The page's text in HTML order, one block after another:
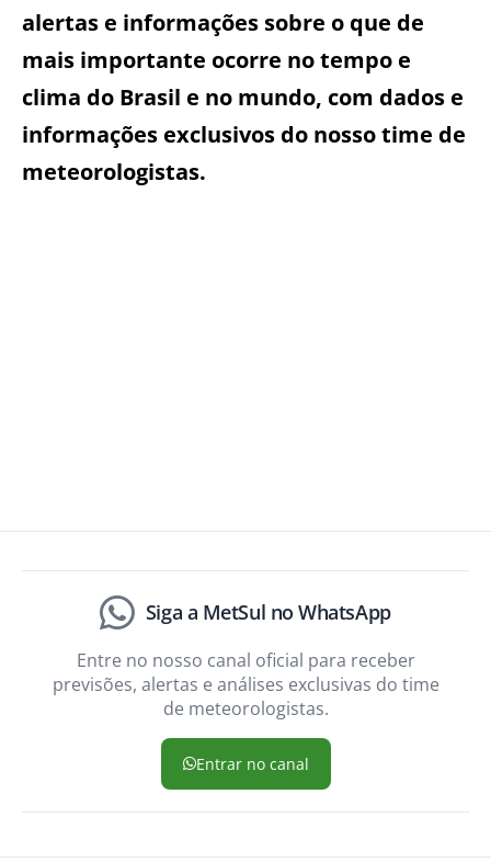
alertas e informações sobre o que de
mais importante ocorre no tempo e
clima do Brasil e no mundo, com dados e
informações exclusivos do nosso time de
meteorologistas.
Siga a MetSul no WhatsApp
Entre no nosso canal oficial para receber
previsões, alertas e análises exclusivas do time
de meteorologistas.
Entrar no canal